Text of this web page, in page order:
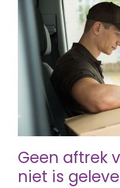
Geen aftrek
niet is